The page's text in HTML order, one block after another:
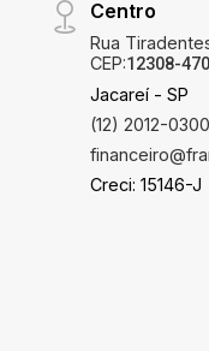
Centro
Rua
CEP:12308-470
Jacareí - SP
(12) 2012-0300
Creci: 15146-J